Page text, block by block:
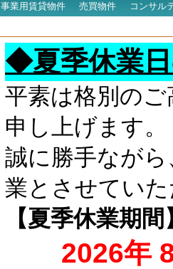
事業用賃貸物件 売買物件
コンサル
◆夏季休業
平素は格別の
申し上げます。
誠に勝手なが
業とさせてい
【夏季休業期間
2026年